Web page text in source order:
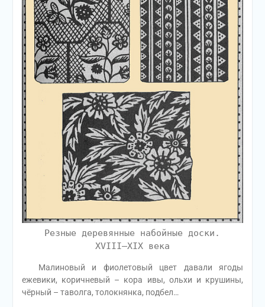
Резные деревянные набойные доски.
XVIII–XIX века
Малиновый и фиолетовый цвет давали ягоды
ежевики, коричневый – кора ивы, ольхи и крушины,
чёрный – таволга, толокнянка, подбел…